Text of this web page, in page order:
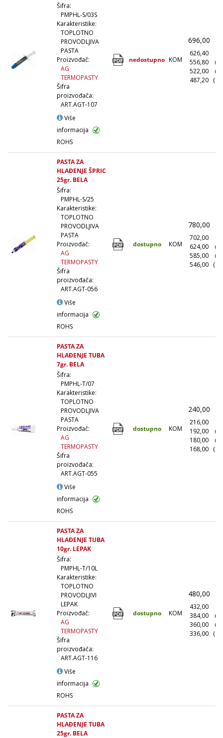
Šifra:
PMPHL-S/03S
Karakteristike:
TOPLOTNO
PROVODLJIVA
PASTA
Proizvođač:
AG
TERMOPASTY
Šifra
proizvođača:
ART.AGT-107
Više
informacija
ROHS
nedostupno KOM
696,00
626,40
556,80
522,00
487,20
PASTA ZA
HLAĐENJE ŠPRIC
25gr. BELA
Šifra:
PMPHL-S/25
Karakteristike:
TOPLOTNO
PROVODLJIVA
PASTA
Proizvođač:
AG
TERMOPASTY
Šifra
proizvođača:
ART.AGT-056
Više
informacija
ROHS
dostupno KOM
780,00
702,00
624,00
585,00
546,00
PASTA ZA
HLAĐENJE TUBA
7gr. BELA
Šifra:
PMPHL-T/07
Karakteristike:
TOPLOTNO
PROVODLJIVA
PASTA
Proizvođač:
AG
TERMOPASTY
Šifra
proizvođača:
ART.AGT-055
Više
informacija
ROHS
dostupno KOM
240,00
216,00
192,00
180,00
168,00
PASTA ZA
HLAĐENJE TUBA
10gr. LEPAK
Šifra:
PMPHL-T/10L
Karakteristike:
TOPLOTNO
PROVODLJIVI
LEPAK
Proizvođač:
AG
TERMOPASTY
Šifra
proizvođača:
ART.AGT-116
Više
informacija
ROHS
dostupno KOM
480,00
432,00
384,00
360,00
336,00
PASTA ZA
HLAĐENJE TUBA
25gr. BELA